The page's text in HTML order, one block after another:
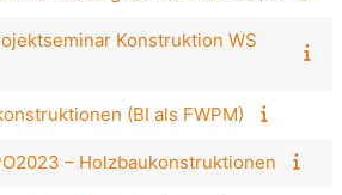
Konstruktion WS
(BI als FWPM)
– Holzbaukonstruktionen